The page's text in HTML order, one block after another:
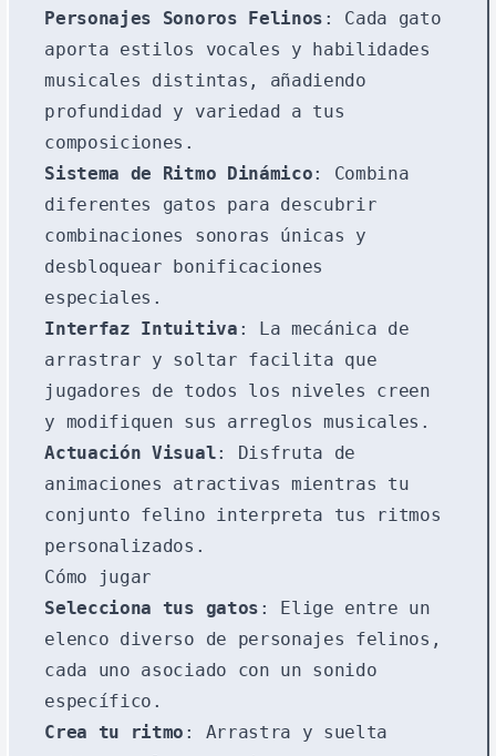
Personajes Sonoros Felinos : Cada gato
aporta estilos vocales y habilidades
musicales distintas, añadiendo
profundidad y variedad a tus
composiciones.
Sistema de Ritmo Dinámico: Combina
diferentes gatos para descubrir
combinaciones sonoras únicas y
desbloquear bonificaciones
especiales.
Interfaz Intuitiva : La mecánica de
arrastrar y soltar facilita que
jugadores de todos los niveles creen
y modifiquen sus arreglos musicales.
Actuación Visual: Disfruta de
animaciones atractivas mientras tu
conjunto felino interpreta tus ritmos
personalizados.
Cómo jugar
Selecciona tus gatos : Elige entre un
elenco diverso de personajes felinos,
cada uno asociado con un sonido
específico.
Crea tu ritmo : Arrastra y suelta